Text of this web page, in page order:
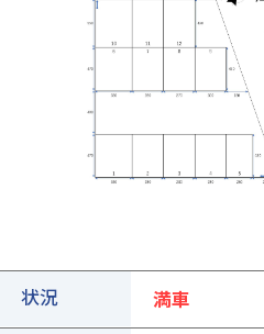
状況 満車
①ご契約中の駐車場の詳